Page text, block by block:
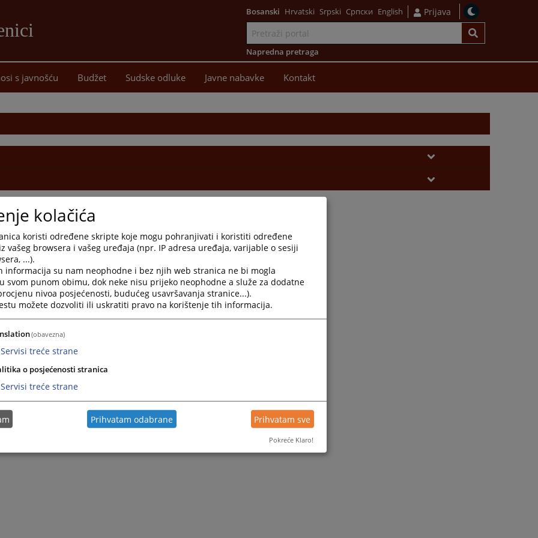
sadržaj
Bosanski Hrvatski Srpski Српски English Prijava
Napredna pretraga
s javnošću Budžet Sudske odluke Javne nabavke Kontakt
kolačića
koristi određene skripte koje mogu pohranjivati i koristiti određene
vašeg browsera i vašeg uređaja (npr. IP adresa uređaja, varijable o sesiji
...).
informacija su nam neophodne i bez njih web stranica ne bi mogla
svom punom obimu, dok neke nisu prijeko neophodne a služe za dodatne
nivoa posjećenosti, budućeg usavršavanja stranice...).
možete dozvoliti ili uskratiti pravo na korištenje tih informacija.
(obavezna)
Servisi treće strane
o posjećenosti stranica
Servisi treće strane
Prihvatam odabrane Prihvatam sve
Pokreće Klaro!